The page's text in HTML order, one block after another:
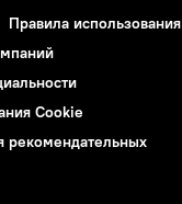
Правила использования
Cookie
рекомендательных